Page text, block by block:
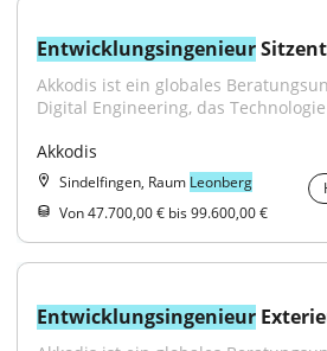
Entwicklungsingenieur
Akkodis ist ein globales
Digital Engineering, das
Akkodis
Sindelfingen, Raum Leonberg
Von 47.700,00 € bis 99.600,00 €
Entwicklungsingenieur